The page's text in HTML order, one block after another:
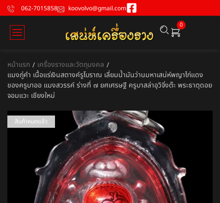
062-7015858 koovolvo@gmail.com
0
หน้าแรก / เครื่องรางและวัตถุมงคล /
แมงภู่คำ เนื้อแร่เงินสตางค์รูโบราณ เลี่ยมน้ำมันว่านมหาเสน่ห์พญาไก่แดง
ของครูบาออ แมงสวรรค์ ร่างที่ ๗ ยศเศรษฐี ครูบาสล่าอุวิจิ่งต๊ะ พระธาตุดอย
จอมแวะ เชียงใหม่
สินค้าหมดแล้ว